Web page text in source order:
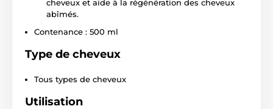
cheveux et aide à la régénération des cheveux
abîmés.
Contenance : 500 ml
Type de cheveux
Tous types de cheveux
Utilisation